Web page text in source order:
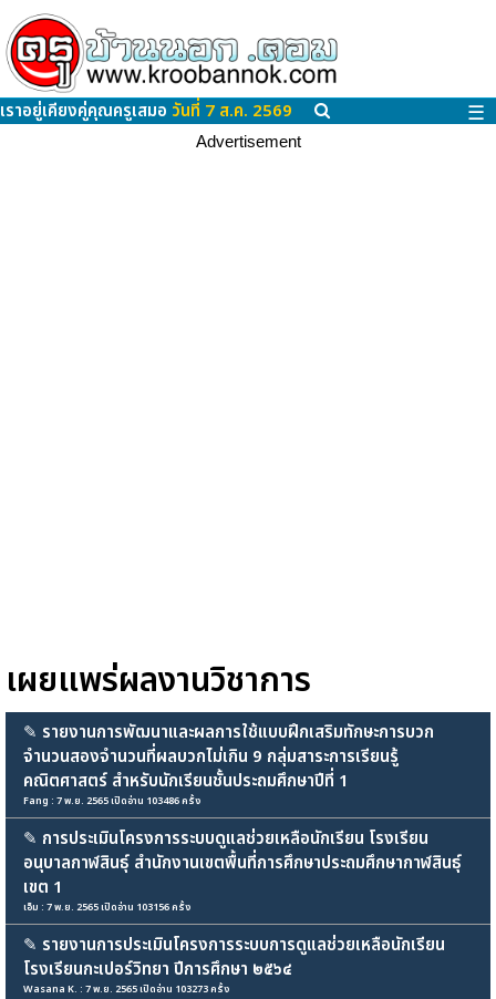
เราอยู่เคียงคู่คุณครูเสมอ วันที่ 7 ส.ค. 2569 ☰
Advertisement
เผยแพร่ผลงานวิชาการ
✎ รายงานการพัฒนาและผลการใช้แบบฝึกเสริมทักษะการบวก
จำนวนสองจำนวนที่ผลบวกไม่เกิน 9 กลุ่มสาระการเรียนรู้
คณิตศาสตร์ สำหรับนักเรียนชั้นประถมศึกษาปีที่ 1
Fang : 7 พ.ย. 2565 เปิดอ่าน 103486 ครั้ง
✎ การประเมินโครงการระบบดูแลช่วยเหลือนักเรียน โรงเรียน
อนุบาลกาฬสินธุ์ สำนักงานเขตพื้นที่การศึกษาประถมศึกษากาฬสินธุ์
เขต 1
เอ็ม : 7 พ.ย. 2565 เปิดอ่าน 103156 ครั้ง
✎ รายงานการประเมินโครงการระบบการดูแลช่วยเหลือนักเรียน
โรงเรียนกะเปอร์วิทยา ปีการศึกษา ๒๕๖๔
Wasana K. : 7 พ.ย. 2565 เปิดอ่าน 103273 ครั้ง